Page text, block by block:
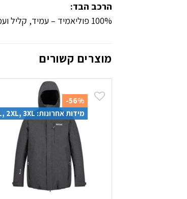
הרכב הבד:
100% פוליאמיד – עמיד, קליל ועמיד לאורך זמן.
מוצרים קשורים
-56%
מידות אחרונות: S, L, 2XL, 3XL